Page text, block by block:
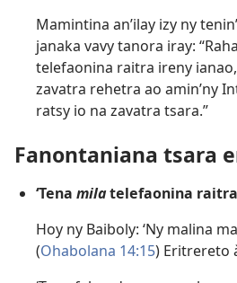
Mamintina an’ilay izy ny
janaka vavy tanora iray:
telefaonina raitra ireny
zavatra rehetra ao amin’ny
ratsy io na zavatra tsara.”
Fanontaniana tsara
‘Tena milatelefaonina raitra
Hoy ny Baiboly: ‘Ny malina
(Ohabolana 14:15) Eritrereto